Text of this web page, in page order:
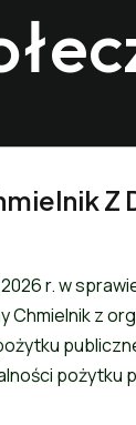
Z
r. w
z